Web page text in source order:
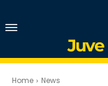
Juve
Home News